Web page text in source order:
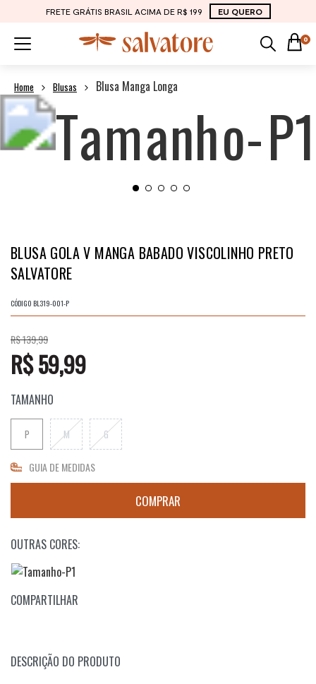
FRETE GRÁTIS BRASIL ACIMA DE R$ 199 EU QUERO
0
Blusas Blusa Manga Longa
BLUSA GOLA V MANGA BABADO VISCOLINHO PRETO
SALVATORE
CÓDIGO BL319-001-P
R$ 139,99
R$ 59,99
TAMANHO
P M G
GUIA DE MEDIDAS
OUTRAS CORES:
COMPARTILHAR
DESCRIÇÃO DO PRODUTO